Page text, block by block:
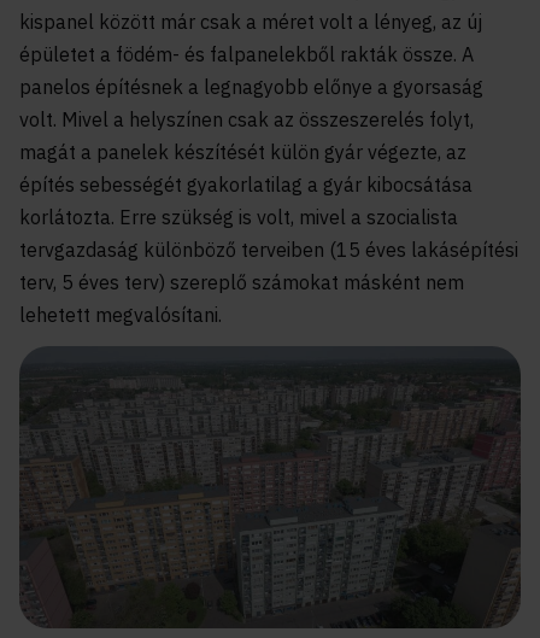
kispanel között már csak a méret volt a lényeg, az új
épületet a födém- és falpanelekből rakták össze. A
panelos építésnek a legnagyobb előnye a gyorsaság
volt. Mivel a helyszínen csak az összeszerelés folyt,
magát a panelek készítését külön gyár végezte, az
építés sebességét gyakorlatilag a gyár kibocsátása
korlátozta. Erre szükség is volt, mivel a szocialista
tervgazdaság különböző terveiben (15 éves lakásépítési
terv, 5 éves terv) szereplő számokat másként nem
lehetett megvalósítani.